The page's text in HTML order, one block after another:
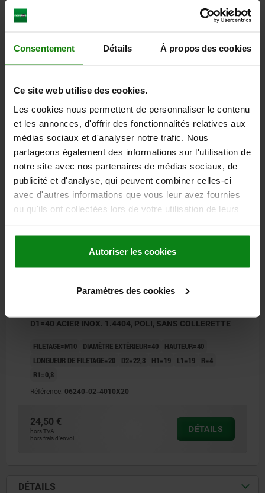
Consentement Détails À propos des cookies
Ce site web utilise des cookies.
Les cookies nous permettent de personnaliser le contenu
et les annonces, d'offrir des fonctionnalités relatives aux
médias sociaux et d'analyser notre trafic. Nous
partageons également des informations sur l'utilisation de
notre site avec nos partenaires de médias sociaux, de
publicité et d'analyse, qui peuvent combiner celles-ci
avec d'autres informations que vous leur avez fournies
ou qu'ils ont collectées lors de votre utilisation de leurs
Autoriser les cookies
Paramètres des cookies
BOUTON CHAMPIGNON HYGIENIC USIT® D=M08X16
D1=33 ACIER INOX. 1.4404, POLI, SANS COLLERETTE
R1=0,7
06240-02-3308X16
22,97 €
hors TVA
hors frais d’envoi
DÉTAILS
06240-02
D1=40 ACIER INOX. 1.4404, POLI, SANS COLLERETTE
FILETAGE=M10 DIAMÈTRE EXTÉRIEUR=40
HAUTEUR=40
LONGUEUR DE FILETAGE=20
D2=22,3 H1=19 L1=19
R=4
R1=0,8
Référence: 06240-02-4010X20
24,50 €
hors TVA
hors frais d’envoi
DÉTAILS
DÉTAILS